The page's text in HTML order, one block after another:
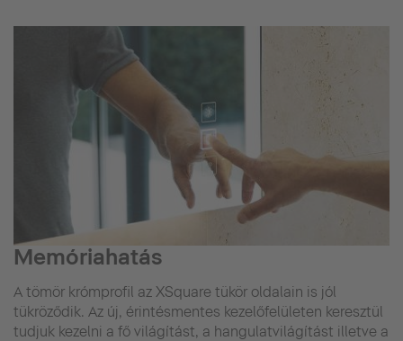
Memóriahatás
A tömör krómprofil az XSquare tükör oldalain is jól
tükröződik. Az új, érintésmentes kezelőfelületen keresztül
tudjuk kezelni a fő világítást, a hangulatvilágítást illetve a